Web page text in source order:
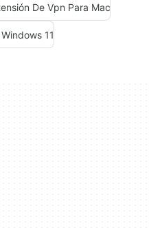
De Vpn Para Mac
11